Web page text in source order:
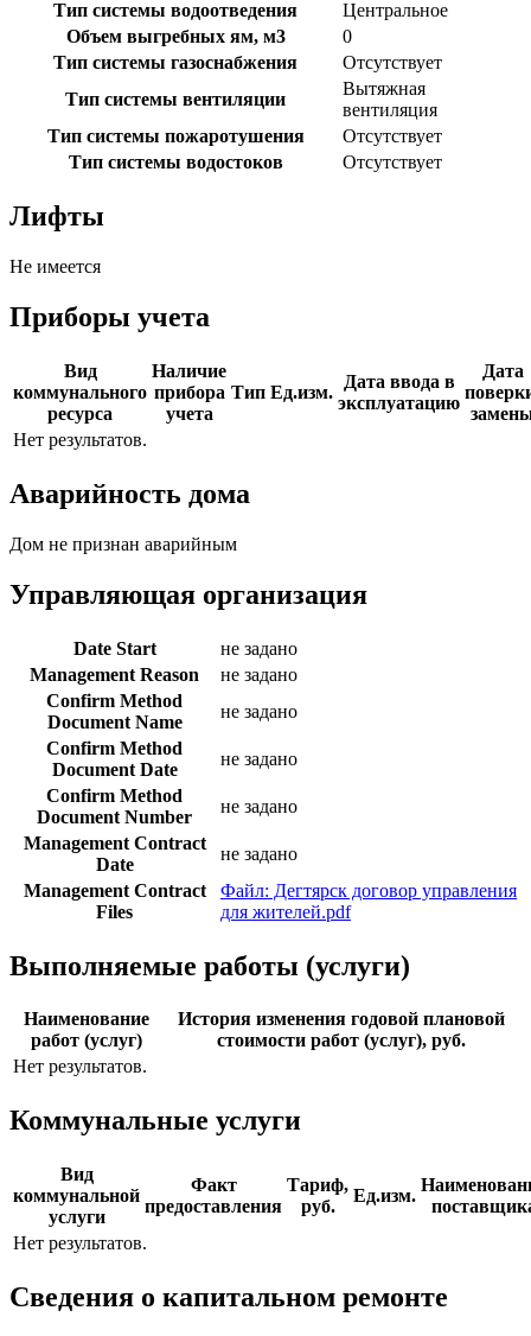
Тип системы водоотведения
Центральное
Объем выгребных ям, м3
0
Тип системы газоснабжения
Отсутствует
Тип системы вентиляции
Вытяжная
вентиляция
Тип системы пожаротушения
Отсутствует
Тип системы водостоков
Отсутствует
Лифты
Не имеется
Приборы учета
Вид
коммунального
ресурса
Наличие
прибора
учета
Тип Ед.изм.
Дата ввода в
эксплуатацию
Дата
Нет результатов.
Аварийность дома
Дом не признан аварийным
Управляющая организация
Date Start
не задано
Management Reason
не задано
Confirm Method
Document Name
не задано
Confirm Method
Document Date
не задано
Confirm Method
Document Number
не задано
Management Contract
Date
не задано
Management Contract
Files
Файл: Дегтярск договор управления
для жителей.pdf
Выполняемые работы (услуги)
Наименование
работ (услуг)
История изменения годовой плановой
стоимости работ (услуг), руб.
Нет результатов.
Коммунальные услуги
Вид
коммунальной
услуги
Факт
предоставления
Тариф,
руб.
Ед.изм.
Нет результатов.
Сведения о капитальном ремонте